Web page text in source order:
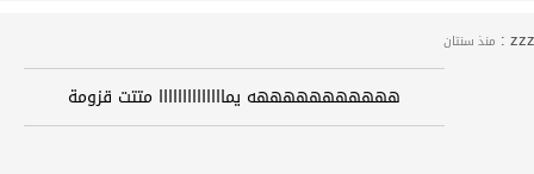
zzz : منذ سنتان
هههههههههههه يماااااااااااااا متتت قزومة